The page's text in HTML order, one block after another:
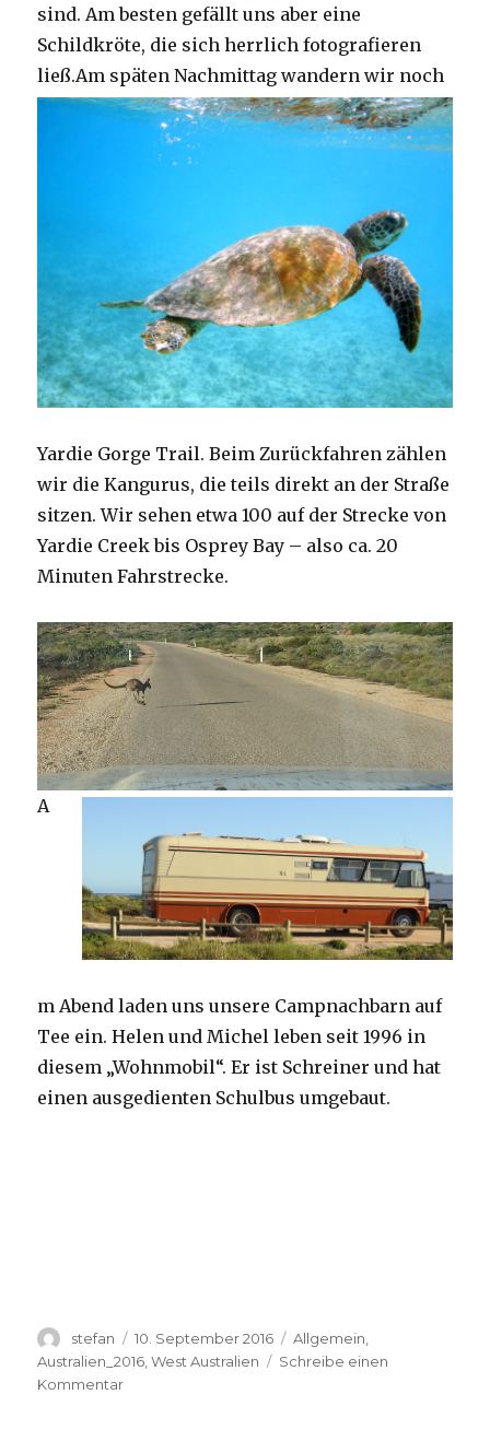
sind. Am besten gefällt uns aber eine
Schildkröte, die sich herrlich fotografieren
ließ.Am späten Nachmittag wandern wir noch
Yardie Gorge Trail. Beim Zurückfahren zählen
wir die Kangurus, die teils direkt an der Straße
sitzen. Wir sehen etwa 100 auf der Strecke von
Yardie Creek bis Osprey Bay – also ca. 20
Minuten Fahrstrecke.
A
m Abend laden uns unsere Campnachbarn auf
Tee ein. Helen und Michel leben seit 1996 in
diesem „Wohnmobil“. Er ist Schreiner und hat
einen ausgedienten Schulbus umgebaut.
Autor
stefan
Veröffentlicht
am
10. September 2016 Kategorien
Allgemein
Australien_2016 ,West Australien
Schreibe einen
Kommentarzu